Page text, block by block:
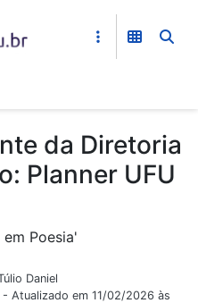
da Diretoria
Planner UFU
Poesia'
Daniel
Atualizado em 11/02/2026 às